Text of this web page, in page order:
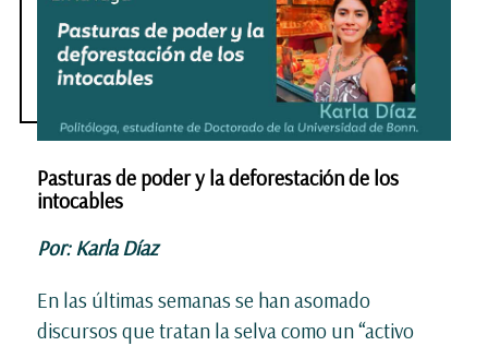
Pasturas de poder y la deforestación de los
intocables
Por: Karla Díaz
En las últimas semanas se han asomado
discursos que tratan la selva como un “activo